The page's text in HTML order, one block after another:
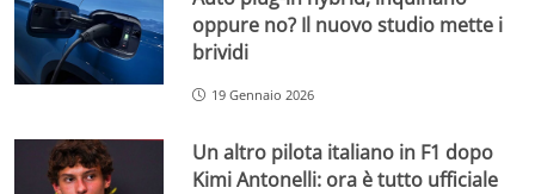
oppure no? Il nuovo studio mette i
brividi
19 Gennaio 2026
Un altro pilota italiano in F1 dopo
Kimi Antonelli: ora è tutto ufficiale